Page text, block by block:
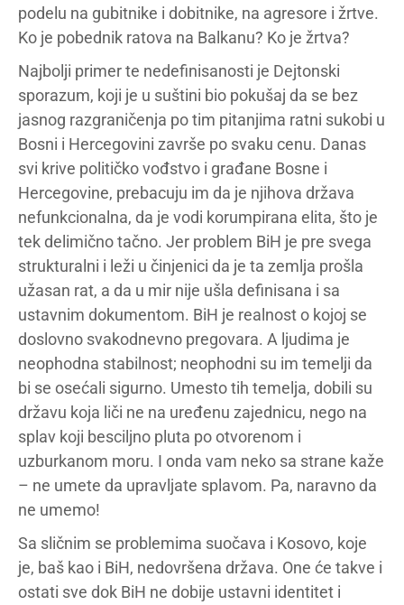
podelu na gubitnike i dobitnike, na agresore i žrtve.
Ko je pobednik ratova na Balkanu? Ko je žrtva?
Najbolji primer te nedefinisanosti je Dejtonski
sporazum, koji je u suštini bio pokušaj da se bez
jasnog razgraničenja po tim pitanjima ratni sukobi u
Bosni i Hercegovini završe po svaku cenu. Danas
svi krive političko vođstvo i građane Bosne i
Hercegovine, prebacuju im da je njihova država
nefunkcionalna, da je vodi korumpirana elita, što je
tek delimično tačno. Jer problem BiH je pre svega
strukturalni i leži u činjenici da je ta zemlja prošla
užasan rat, a da u mir nije ušla definisana i sa
ustavnim dokumentom. BiH je realnost o kojoj se
doslovno svakodnevno pregovara. A ljudima je
neophodna stabilnost; neophodni su im temelji da
bi se osećali sigurno. Umesto tih temelja, dobili su
državu koja liči ne na uređenu zajednicu, nego na
splav koji besciljno pluta po otvorenom i
uzburkanom moru. I onda vam neko sa strane kaže
– ne umete da upravljate splavom. Pa, naravno da
ne umemo!
Sa sličnim se problemima suočava i Kosovo, koje
je, baš kao i BiH, nedovršena država. One će takve i
ostati sve dok BiH ne dobije ustavni identitet i